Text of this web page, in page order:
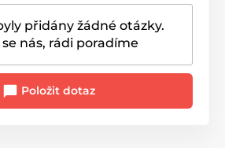
přidány žádné otázky.
nás, rádi poradíme
Položit dotaz